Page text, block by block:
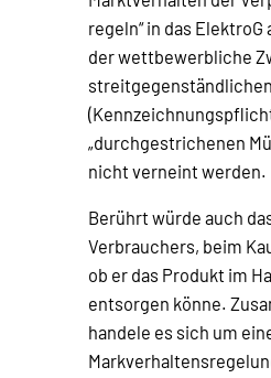
regeln“ in das
der wettbewerbliche
„durchgestrichenen
nicht verneint werden.
Berührt würde auch
Verbrauchers, beim
ob er das Produkt im
entsorgen könne.
handele es sich um